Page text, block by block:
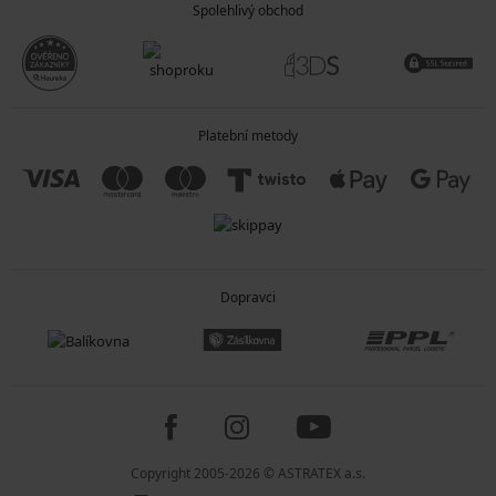
Spolehlivý obchod
Platební metody
Dopravci
Copyright 2005-2026 © ASTRATEX a.s.